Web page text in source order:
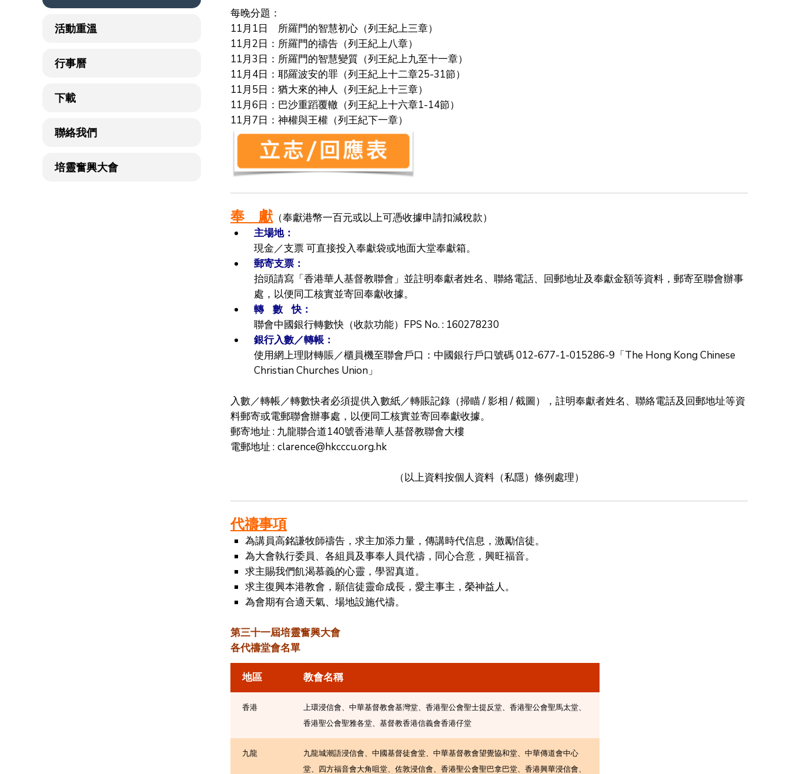
活動重溫
行事曆
下載
聯絡我們
培靈奮興大會
每晚分題：
11月1日 所羅門的智慧初心（列王紀上三章）
11月2日：所羅門的禱告（列王紀上八章）
11月3日：所羅門的智慧變質（列王紀上九至十一章）
11月4日：耶羅波安的罪（列王紀上十二章25-31節）
11月5日：猶大來的神人（列王紀上十三章）
11月6日：巴沙重蹈覆轍（列王紀上十六章1-14節）
11月7日：神權與王權（列王紀下一章）
奉 獻 （奉獻港幣一百元或以上可憑收據申請扣減稅款）
主場地：
現金／支票 可直接投入奉獻袋或地面大堂奉獻箱。
郵寄支票：
抬頭請寫「香港華人基督教聯會」並註明奉獻者姓名、聯絡電話、回郵地址及奉獻金額等資料，郵寄至聯會辦事
處，以便同工核實並寄回奉獻收據。
轉 數 快：
聯會中國銀行轉數快（收款功能）FPS No. : 160278230
銀行入數／轉帳：
使用網上理財轉賬／櫃員機至聯會戶口：中國銀行戶口號碼 012-677-1-015286-9「The Hong Kong Chinese
Christian Churches Union」
入數／轉帳／轉數快者必須提供入數紙／轉賬記錄（掃瞄 / 影相 / 截圖），註明奉獻者姓名、聯絡電話及回郵地址等資
料郵寄或電郵聯會辦事處，以便同工核實並寄回奉獻收據。
郵寄地址 : 九龍聯合道140號香港華人基督教聯會大樓
電郵地址 : clarence@hkcccu.org.hk
（以上資料按個人資料（私隱）條例處理）
代禱事項
為講員高銘謙牧師禱告，求主加添力量，傳講時代信息，激勵信徒。
為大會執行委員、各組員及事奉人員代禱，同心合意，興旺福音。
求主賜我們飢渴慕義的心靈，學習真道。
求主復興本港教會，願信徒靈命成長，愛主事主，榮神益人。
為會期有合適天氣、場地設施代禱。
第三十一屆培靈奮興大會
各代禱堂會名單
地區 教會名稱
香港
上環浸信會、中華基督教會基灣堂、香港聖公會聖士提反堂、香港聖公會聖馬太堂、
香港聖公會聖雅各堂、基督教香港信義會香港仔堂
九龍
九龍城潮語浸信會、中國基督徒會堂、中華基督教會望覺協和堂、中華傳道會中心
堂、四方福音會大角咀堂、佐敦浸信會、香港聖公會聖巴拿巴堂、香港興華浸信會、